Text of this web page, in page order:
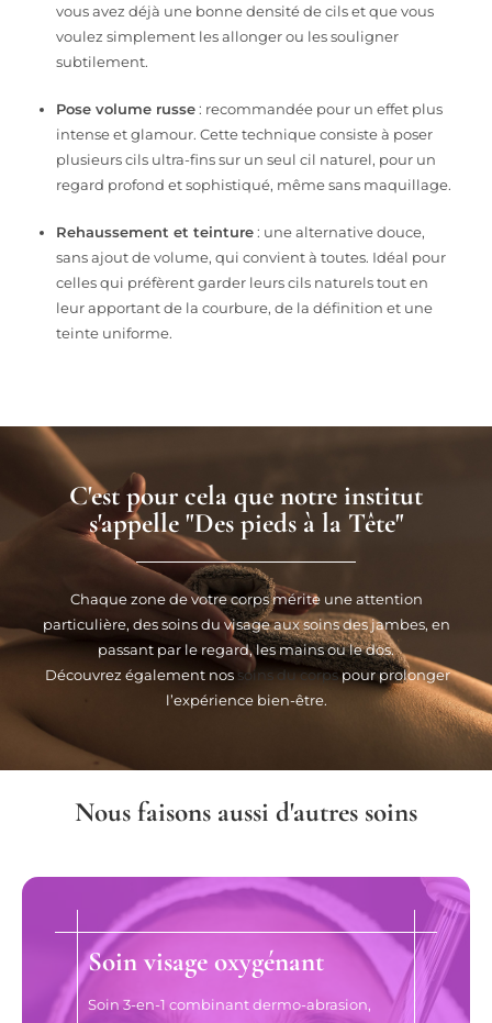
vous avez déjà une bonne densité de cils et que vous
voulez simplement les allonger ou les souligner
subtilement.
Pose volume russe: recommandée pour un effet plus
intense et glamour. Cette technique consiste à poser
plusieurs cils ultra-fins sur un seul cil naturel, pour un
regard profond et sophistiqué, même sans maquillage.
Rehaussement et teinture: une alternative douce,
sans ajout de volume, qui convient à toutes. Idéal pour
celles qui préfèrent garder leurs cils naturels tout en
leur apportant de la courbure, de la définition et une
teinte uniforme.
C'est pour cela que notre institut
s'appelle "Des pieds à la Tête"
Chaque zone de votre corps mérite une attention
particulière, des soins du visage aux soins des jambes, en
passant par le regard, les mains ou le dos.
Découvrez également nos soins du corpspour prolonger
l’expérience bien-être.
Nous faisons aussi d'autres soins
Soin visage oxygénant
Soin 3-en-1 combinant dermo-abrasion,